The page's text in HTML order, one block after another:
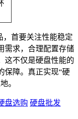
，首要关注性能稳定
需求，合理配置存储
这不仅是硬盘性能的
保障。真正实现“硬
。
盘选购 硬盘批发